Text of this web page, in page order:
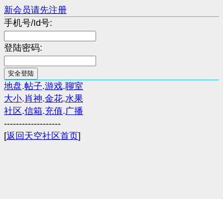
新会员请先注册
手机号/Id号:
登陆密码:
地盘.帖子.游戏.聊室
大小.肖神.金花.水果
社区 .信箱.充值.广播
-------------------
[返回天空社区首页]